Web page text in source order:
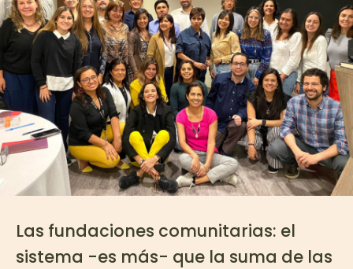
Las fundaciones comunitarias: el
sistema -es más- que la suma de las